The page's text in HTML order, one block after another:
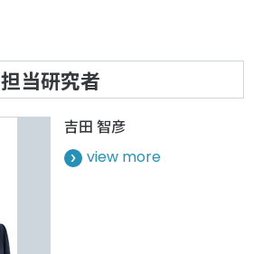
担当研究者
吉田 智彦
view more